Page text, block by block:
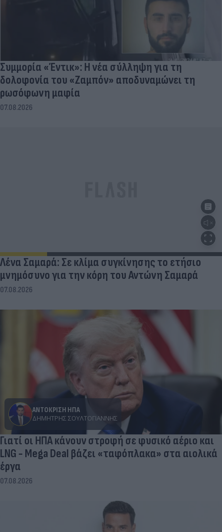
Συμμορία «Έντικ»: Η νέα σύλληψη για τη
δολοφονία του «Ζαμπόν» αποδυναμώνει τη
ρωσόφωνη μαφία
07.08.2026
Λένα Σαμαρά: Σε κλίμα συγκίνησης το ετήσιο
μνημόσυνο για την κόρη του Αντώνη Σαμαρά
07.08.2026
ΑΝΤΟΚΡΙΣΗ ΗΠΑ
ΔΗΜΉΤΡΗΣ ΣΟΥΛΤΟΓΙΆΝΝΗΣ
Γιατί οι ΗΠΑ κάνουν στροφή σε φυσικό αέριο και
LNG - Mega Deal βάζει «ταφόπλακα» στα αιολικά
έργα
07.08.2026